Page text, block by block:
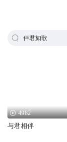
伴君如歌
4982
与君相伴